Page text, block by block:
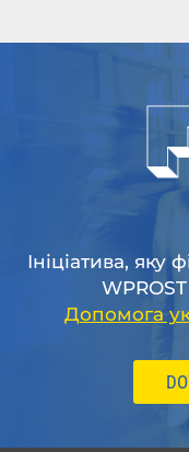
Ініціатива,
Допомога